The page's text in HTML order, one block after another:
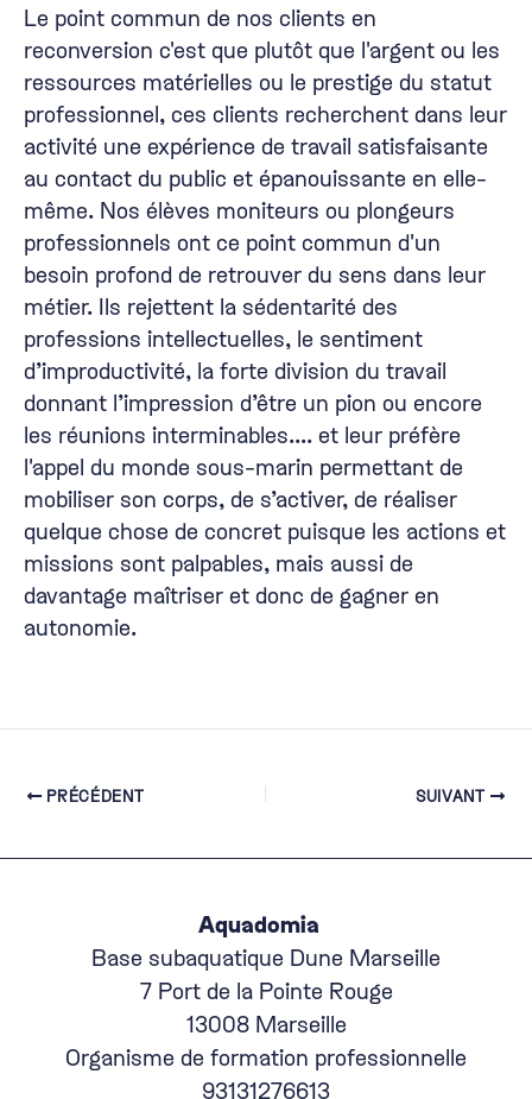
Le point commun de nos clients en
reconversion c'est que plutôt que l'argent ou les
ressources matérielles ou le prestige du statut
professionnel, ces clients recherchent dans leur
activité une expérience de travail satisfaisante
au contact du public et épanouissante en elle-
même. Nos élèves moniteurs ou plongeurs
professionnels ont ce point commun d'un
besoin profond de retrouver du sens dans leur
métier. Ils rejettent la sédentarité des
professions intellectuelles, le sentiment
d’improductivité, la forte division du travail
donnant l’impression d’être un pion ou encore
les réunions interminables.... et leur préfère
l'appel du monde sous-marin permettant de
mobiliser son corps, de s’activer, de réaliser
quelque chose de concret puisque les actions et
missions sont palpables, mais aussi de
davantage maîtriser et donc de gagner en
autonomie.
Navigation
articles
PRÉCÉDENT SUIVANT
Base subaquatique Dune Marseille
7 Port de la Pointe Rouge
13008 Marseille
93131276613